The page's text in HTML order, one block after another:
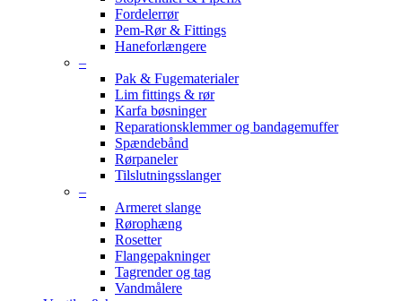
Fordelerrør
Pem-Rør & Fittings
Haneforlængere
–
Pak & Fugematerialer
Lim fittings & rør
Karfa bøsninger
Reparationsklemmer og bandagemuffer
Spændebånd
Rørpaneler
Tilslutningsslanger
–
Armeret slange
Rørophæng
Rosetter
Flangepakninger
Tagrender og tag
Vandmålere